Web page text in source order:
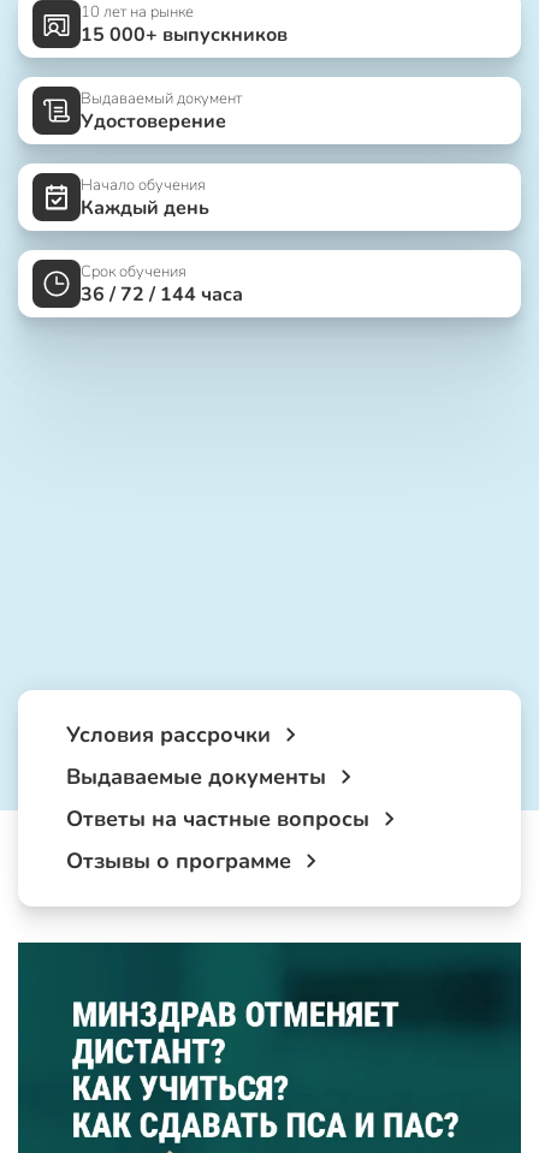
10 лет на рынке
15 000+ выпускников
Выдаваемый документ
Удостоверение
Начало обучения
Каждый день
Срок обучения
36 / 72 / 144 часа
Условия рассрочки
Выдаваемые документы
Ответы на частные вопросы
Отзывы о программе